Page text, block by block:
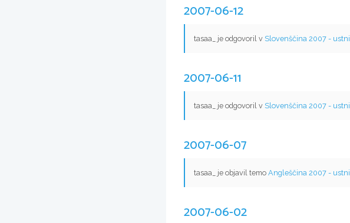
2007-06-12
tasaa_ je odgovoril v Slovenščina 2007 - ustni
2007-06-11
tasaa_ je odgovoril v Slovenščina 2007 - ustni
2007-06-07
tasaa_ je objavil temo Angleščina 2007 - ustni
2007-06-02